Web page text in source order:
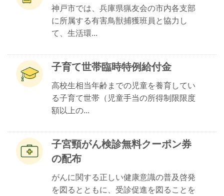
神戸市では、兵庫県猟友会の市内各支部
に所属する有害鳥獣捕獲班員と協力し
て、生活環...
子育て世帯臨時特例給付金
高校生相当年齢までの児童を養育してい
る子育て世帯（児童手当の所得制限限度
額以上の...
子宮頸がん検診無料クーポン券
の配布
がんに関する正しい健康意識の普及啓発
を図るとともに、受診促進を図ることを